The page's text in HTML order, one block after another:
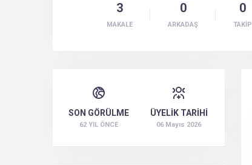
3
MAKALE
0
ARKADAŞ
0
TAKİP
SON GÖRÜLME
62 YIL ÖNCE
ÜYELİK TARİHİ
06 Mayıs 2026